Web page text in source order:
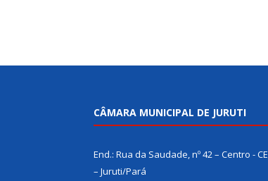
CÂMARA MUNICIPAL DE JURUTI
End.: Rua da Saudade, nº 42 – Centro -
– Juruti/Pará